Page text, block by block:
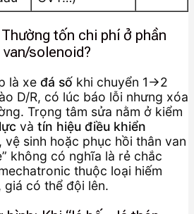
tốn chi phí ở phần
solenoid?
là xe đá số khi chuyển 1→2
D/R, có lúc báo lỗi nhưng xóa
Trọng tâm sửa nằm ở kiểm
và tín hiệu điều khiển
vệ sinh hoặc phục hồi thân van
không có nghĩa là rẻ chắc
thuộc loại hiếm
giá có thể đội lên.